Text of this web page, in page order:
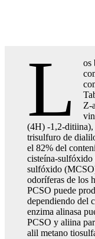
L
os
Z-
(4H) -1,2-
trisulfuro de
el 82% del
cisteína-
sulfóxido
odoríferas de los
PCSO puede
dependiendo del
enzima alinasa
PCSO y aliina
alil metano